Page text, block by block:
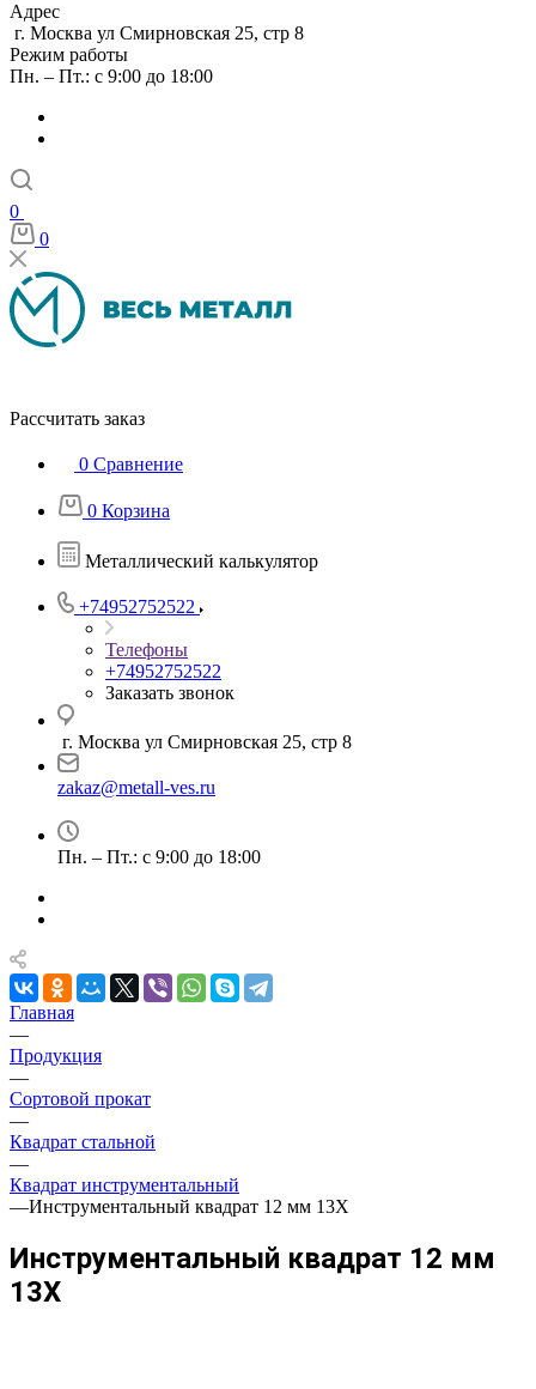
Адрес
г. Москва ул Смирновская 25, стр 8
Режим работы
Пн. – Пт.: с 9:00 до 18:00
0
0
Рассчитать заказ
0 Сравнение
0 Корзина
Металлический калькулятор
+74952752522
Телефоны
+74952752522
Заказать звонок
г. Москва ул Смирновская 25, стр 8
zakaz@metall-ves.ru
Пн. – Пт.: с 9:00 до 18:00
Главная
—
Продукция
—
Сортовой прокат
—
Квадрат стальной
—
Квадрат инструментальный
—Инструментальный квадрат 12 мм 13Х
Инструментальный квадрат 12 мм
13Х